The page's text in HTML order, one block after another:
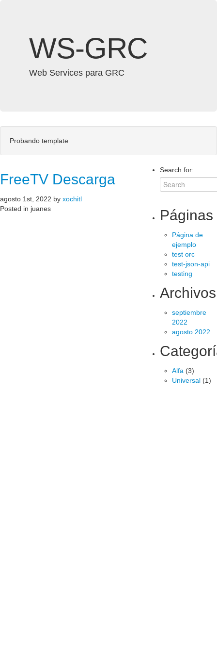
WS-GRC
Web Services para GRC
Probando template
FreeTV Descarga
agosto 1st, 2022 by xochitl
Posted in juanes
Search for:
Páginas
Página de
ejemplo
test orc
test-json-api
testing
Archivos
septiembre
2022
agosto 2022
Alfa (3)
Universal (1)